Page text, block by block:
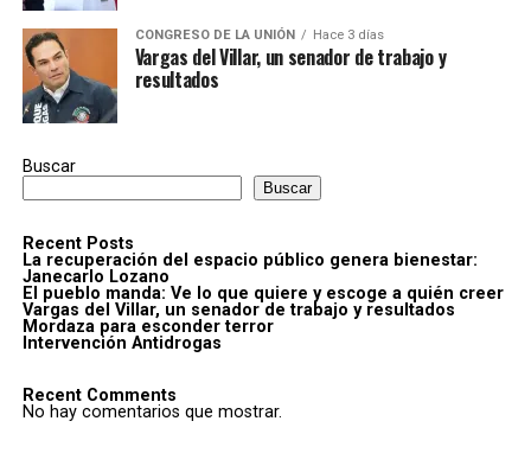
CONGRESO DE LA UNIÓN Hace 3 días
Vargas del Villar, un senador de trabajo y
resultados
Buscar
Buscar
Recent Posts
La recuperación del espacio público genera bienestar:
Janecarlo Lozano
El pueblo manda: Ve lo que quiere y escoge a quién creer
Vargas del Villar, un senador de trabajo y resultados
Mordaza para esconder terror
Intervención Antidrogas
Recent Comments
No hay comentarios que mostrar.